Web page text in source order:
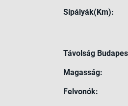
Sípályák(Km):
Távolság
Magasság:
Felvonók: